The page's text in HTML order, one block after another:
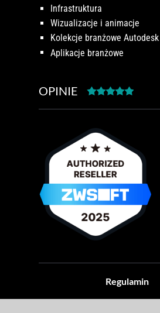
Infrastruktura
Wizualizacje i animacje
Kolekcje branżowe Autodesk
Aplikacje branżowe
OPINIE
Regulamin